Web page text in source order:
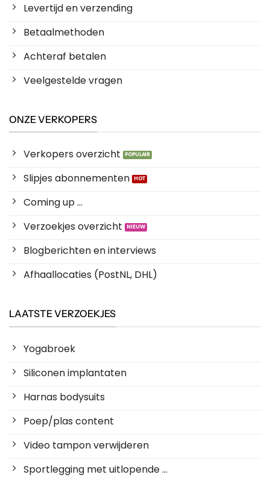
Levertijd en verzending
Betaalmethoden
Achteraf betalen
Veelgestelde vragen
ONZE VERKOPERS
Verkopers overzicht
Slipjes abonnementen
Coming up ...
Verzoekjes overzicht
Blogberichten en interviews
Afhaallocaties (PostNL, DHL)
LAATSTE VERZOEKJES
Yogabroek
Siliconen implantaten
Harnas bodysuits
Poep/plas content
Video tampon verwijderen
Sportlegging met uitlopende ...